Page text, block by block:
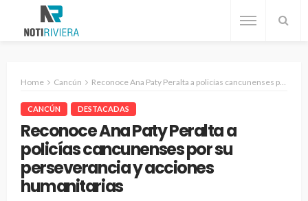
Home Cancún Reconoce Ana Paty Peralta a policías cancunenses por su perseverancia y acciones humanitarias
CANCÚN DESTACADAS
Reconoce Ana Paty Peralta a
policías cancunenses por su
perseverancia y acciones
humanitarias